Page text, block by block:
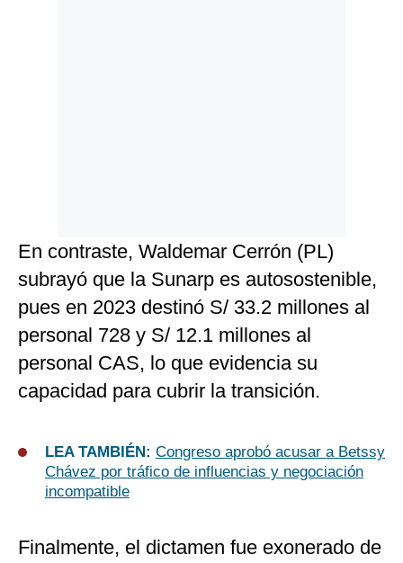
En contraste, Waldemar Cerrón (PL)
subrayó que la Sunarp es autosostenible,
pues en 2023 destinó S/ 33.2 millones al
personal 728 y S/ 12.1 millones al
personal CAS, lo que evidencia su
capacidad para cubrir la transición.
LEA TAMBIÉN: Congreso aprobó acusar a Betssy
Chávez por tráfico de influencias y negociación
incompatible
Finalmente, el dictamen fue exonerado de